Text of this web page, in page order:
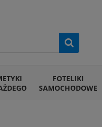
FOTELIKI
SAMOCHODOWE